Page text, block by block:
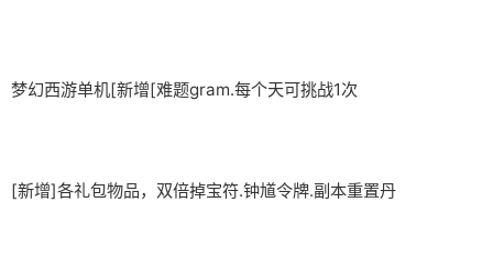
梦幻西游单机[新增[难题gram.每个天可挑战1次
[新增]各礼包物品，双倍掉宝符.钟馗令牌.副本重置丹